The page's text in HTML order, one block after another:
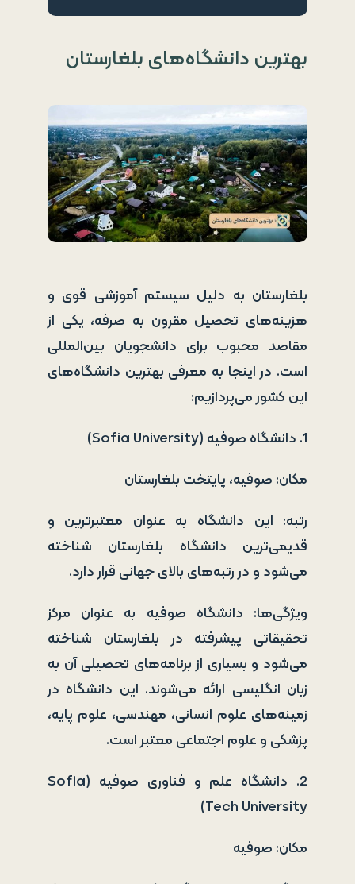
بهترین دانشگاه‌های بلغارستان
بلغارستان به دلیل سیستم آموزشی قوی و
هزینه‌های تحصیل مقرون به صرفه، یکی از
مقاصد محبوب برای دانشجویان بین‌المللی
است. در اینجا به معرفی بهترین دانشگاه‌های
این کشور می‌پردازیم:
1. دانشگاه صوفیه (Sofia University)
مکان: صوفیه، پایتخت بلغارستان
رتبه: این دانشگاه به عنوان معتبرترین و
قدیمی‌ترین دانشگاه بلغارستان شناخته
می‌شود و در رتبه‌های بالای جهانی قرار دارد.
ویژگی‌ها: دانشگاه صوفیه به عنوان مرکز
تحقیقاتی پیشرفته در بلغارستان شناخته
می‌شود و بسیاری از برنامه‌های تحصیلی آن به
زبان انگلیسی ارائه می‌شوند. این دانشگاه در
زمینه‌های علوم انسانی، مهندسی، علوم پایه،
پزشکی و علوم اجتماعی معتبر است.
2. دانشگاه علم و فناوری صوفیه (Sofia
Tech University)
مکان: صوفیه